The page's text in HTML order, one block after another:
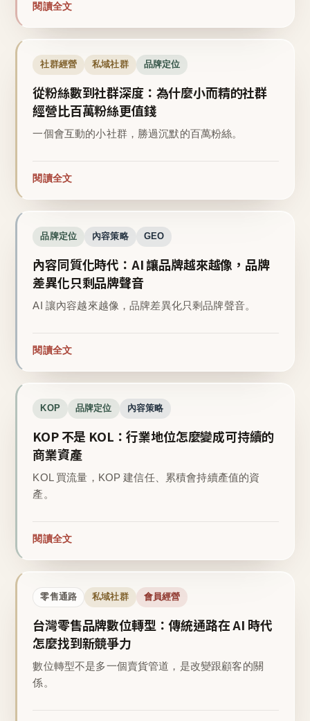
閱讀全文
社群經營 私域社群 品牌定位
從粉絲數到社群深度：為什麼小而精的社群
經營比百萬粉絲更值錢
一個會互動的小社群，勝過沉默的百萬粉絲。
閱讀全文
品牌定位 內容策略 GEO
內容同質化時代：AI 讓品牌越來越像，品牌
差異化只剩品牌聲音
AI 讓內容越來越像，品牌差異化只剩品牌聲音。
閱讀全文
KOP 品牌定位 內容策略
KOP 不是 KOL：行業地位怎麼變成可持續的
商業資產
KOL 買流量，KOP 建信任、累積會持續產值的資
產。
閱讀全文
零售通路 私域社群 會員經營
台灣零售品牌數位轉型：傳統通路在 AI 時代
怎麼找到新競爭力
數位轉型不是多一個賣貨管道，是改變跟顧客的關
係。